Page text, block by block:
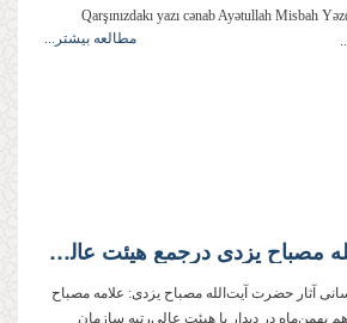
Qarşınızdakı yazı cənab Ayətullah Misbah
مطالعه بیشتر...
بیانات مهم آیت‌الله مصباح یزدی درجمع هیئت عالی‌رتبه سازمان بازرسی کل کشور: ناظر عالی در تمامی امور خداوند است
آثار حضرت آیت‌الله مصباح یزدی: علامه مصباح
بهمن‌ماه در دیدار با هیئت عالی‌رتبه سازمان